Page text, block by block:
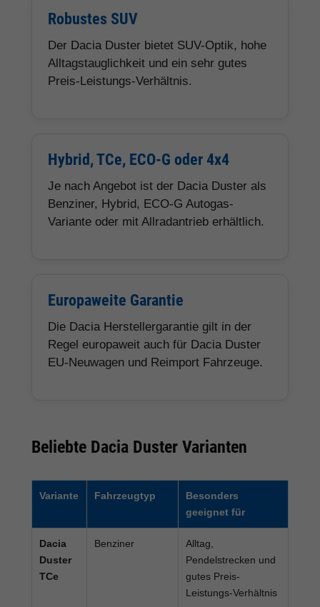
Robustes SUV
Der Dacia Duster bietet SUV-Optik, hohe
Alltagstauglichkeit und ein sehr gutes
Preis-Leistungs-Verhältnis.
Hybrid, TCe, ECO-G oder 4x4
Je nach Angebot ist der Dacia Duster als
Benziner, Hybrid, ECO-G Autogas-
Variante oder mit Allradantrieb erhältlich.
Europaweite Garantie
Die Dacia Herstellergarantie gilt in der
Regel europaweit auch für Dacia Duster
EU-Neuwagen und Reimport Fahrzeuge.
Beliebte Dacia Duster Varianten
Variante Fahrzeugtyp
Besonders
geeignet für
Dacia
Duster
TCe
Benziner
Alltag,
Pendelstrecken und
gutes Preis-
Leistungs-Verhältnis